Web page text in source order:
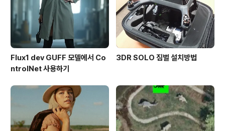
Flux1 dev GUFF 모델에서 Co
ntrolNet 사용하기
3DR SOLO 짐벌 설치방법